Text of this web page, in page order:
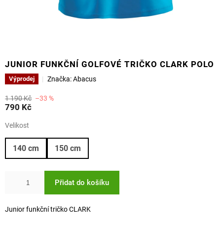
JUNIOR FUNKČNÍ GOLFOVÉ TRIČKO CLARK POLO
Výprodej Značka:Abacus
1 190 Kč –33 %
790 Kč
Velikost
140 cm 150 cm
Přidat do košíku
Junior funkční tričko CLARK